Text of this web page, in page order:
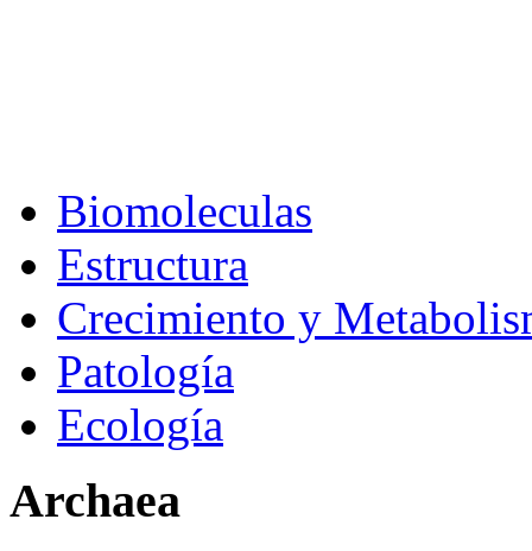
Biomoleculas
Estructura
Crecimiento y
Patología
Ecología
Archaea